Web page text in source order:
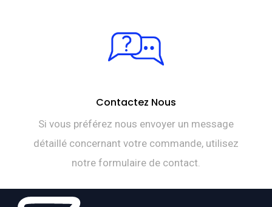
Contactez Nous
Si vous préférez nous envoyer un message
détaillé concernant votre commande, utilisez
notre formulaire de contact.